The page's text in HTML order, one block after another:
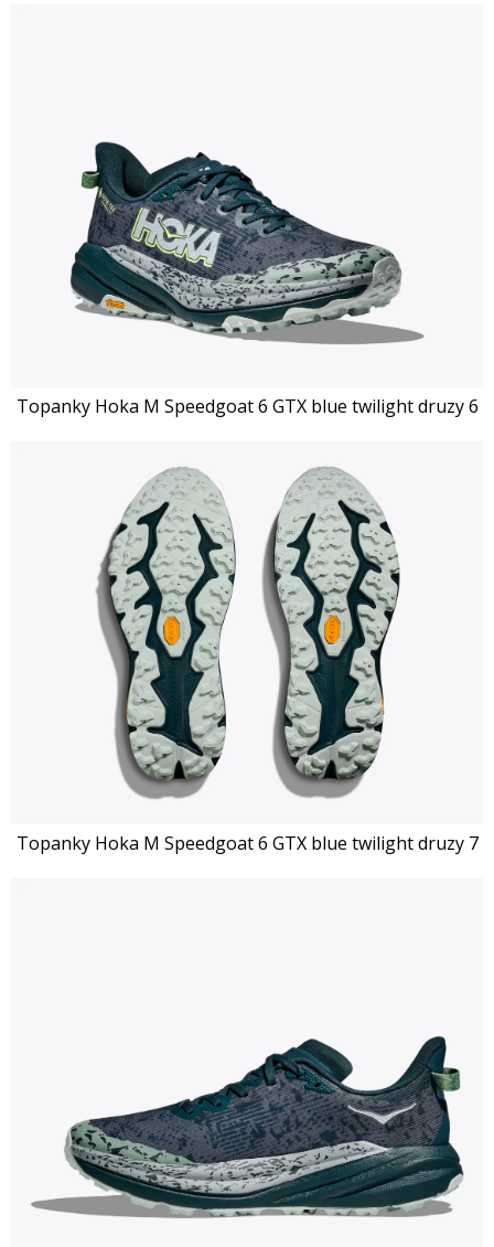
Topanky Hoka M Speedgoat 6 GTX blue twilight druzy 6
Topanky Hoka M Speedgoat 6 GTX blue twilight druzy 7